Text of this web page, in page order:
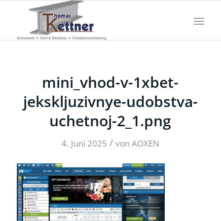
mini_vhod-v-1xbet-
jekskljuzivnye-udobstva-
uchetnoj-2_1.png
4. Juni 2025 / von AOXEN